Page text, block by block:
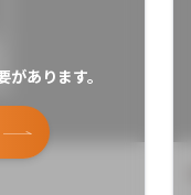
あります。